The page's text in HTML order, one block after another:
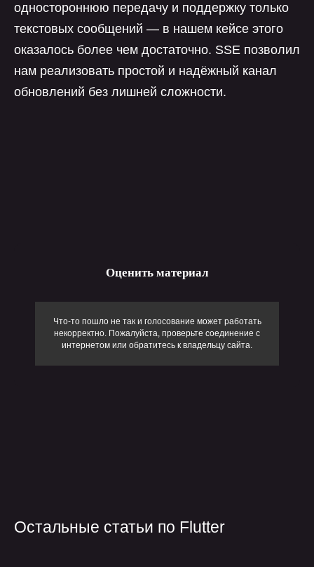
одностороннюю передачу и поддержку только
текстовых сообщений — в нашем кейсе этого
оказалось более чем достаточно. SSE позволил
нам реализовать простой и надёжный канал
обновлений без лишней сложности.
Оценить материал
Что-то пошло не так и голосование может работать
некорректно. Пожалуйста, проверьте соединение с
интернетом или обратитесь к владельцу сайта.
Остальные статьи по Flutter
обсудить проект